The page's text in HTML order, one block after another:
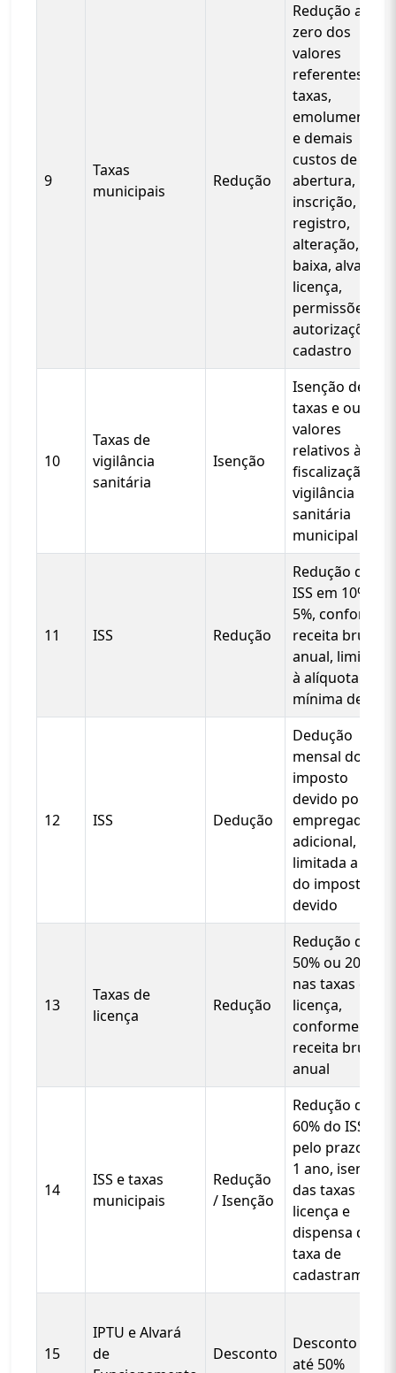
9
Taxas
municipais
Redução
Redução a
zero dos
valores
referentes a
taxas,
emolumentos
e demais
custos de
abertura,
inscrição,
registro,
alteração,
baixa, alvará,
licença,
permissões,
autorizações e
cadastro
10
Taxas de
vigilância
sanitária
Isenção
Isenção de
taxas e outros
valores
relativos à
fiscalização da
vigilância
sanitária
municipal
11 ISS Redução
Redução do
ISS em 10% ou
5%, conforme
receita bruta
anual, limitada
à alíquota
mínima de 2%
12 ISS Dedução
Dedução
mensal do
imposto
devido por
empregado
adicional,
limitada a 20%
do imposto
devido
13
Taxas de
licença
Redução
Redução de
50% ou 20%
nas taxas de
licença,
conforme
receita bruta
anual
14
ISS e taxas
municipais
Redução
/ Isenção
Redução de
60% do ISS
pelo prazo de
1 ano, isenção
das taxas de
licença e
dispensa de
taxa de
cadastramento
15
IPTU e Alvará
de
Desconto
Desconto de
até 50%